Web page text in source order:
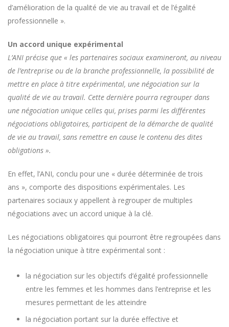
d’amélioration de la qualité de vie au travail et de l’égalité
professionnelle ».
Un accord unique expérimental
L’ANI précise que « les partenaires sociaux examineront, au niveau
de l’entreprise ou de la branche professionnelle, la possibilité de
mettre en place à titre expérimental, une négociation sur la
qualité de vie au travail. Cette dernière pourra regrouper dans
une négociation unique celles qui, prises parmi les différentes
négociations obligatoires, participent de la démarche de qualité
de vie au travail, sans remettre en cause le contenu des dites
obligations ».
En effet, l’ANI, conclu pour une « durée déterminée de trois
ans », comporte des dispositions expérimentales. Les
partenaires sociaux y appellent à regrouper de multiples
négociations avec un accord unique à la clé.
Les négociations obligatoires qui pourront être regroupées dans
la négociation unique à titre expérimental sont :
la négociation sur les objectifs d’égalité professionnelle
entre les femmes et les hommes dans l’entreprise et les
mesures permettant de les atteindre
la négociation portant sur la durée effective et